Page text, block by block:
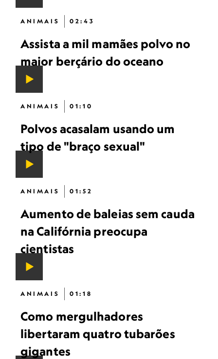
ANIMAIS 02:43
Assista a mil mamães polvo no
maior berçário do oceano
ANIMAIS 01:10
Polvos acasalam usando um
tipo de "braço sexual"
ANIMAIS 01:52
Aumento de baleias sem cauda
na Califórnia preocupa
cientistas
ANIMAIS 01:18
Como mergulhadores
libertaram quatro tubarões
gigantes